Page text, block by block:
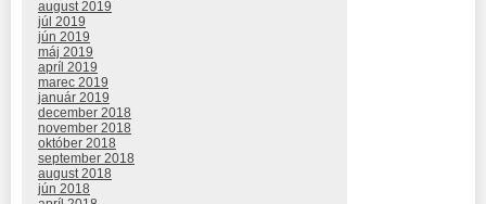
august 2019
júl 2019
jún 2019
máj 2019
apríl 2019
marec 2019
január 2019
december 2018
november 2018
október 2018
september 2018
august 2018
jún 2018